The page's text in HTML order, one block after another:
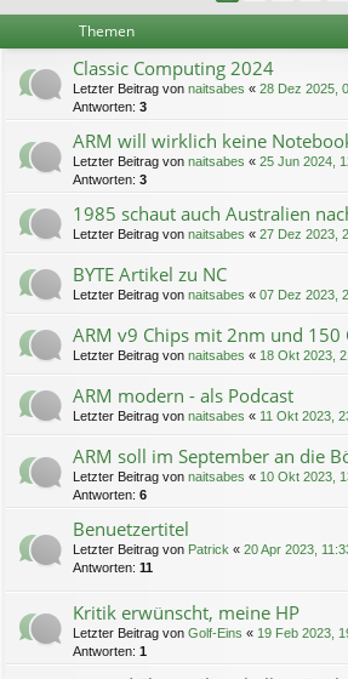
Themen
Classic Computing 2024
Letzter Beitrag von naitsabes « 28 Dez 2025,
Antworten: 3
ARM will wirklich keine
Letzter Beitrag von naitsabes « 25 Jun 2024,
Antworten: 3
1985 schaut auch Australien
Letzter Beitrag von naitsabes « 27 Dez 2023,
BYTE Artikel zu NC
Letzter Beitrag von naitsabes « 07 Dez 2023,
ARM v9 Chips mit 2nm und 150
Letzter Beitrag von naitsabes « 18 Okt 2023,
ARM modern - als Podcast
Letzter Beitrag von naitsabes « 11 Okt 2023,
ARM soll im September an die
Letzter Beitrag von naitsabes « 10 Okt 2023,
Antworten: 6
Benuetzertitel
Letzter Beitrag von Patrick « 20 Apr 2023,
Antworten: 11
Kritik erwünscht, meine HP
Letzter Beitrag von Golf-Eins « 19 Feb 2023,
Antworten: 1